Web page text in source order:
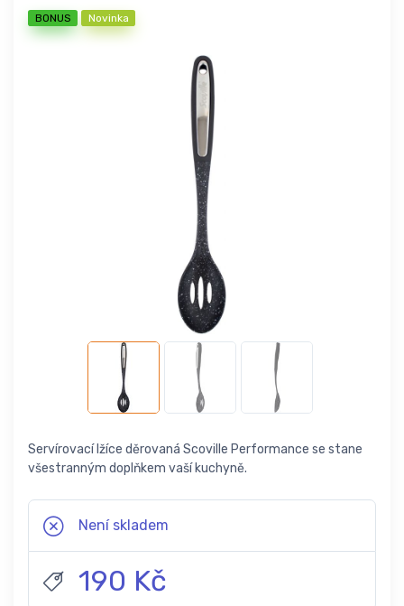
BONUS Novinka
Servírovací lžíce děrovaná Scoville Performance se stane
všestranným doplňkem vaší kuchyně.
Není skladem
190 Kč